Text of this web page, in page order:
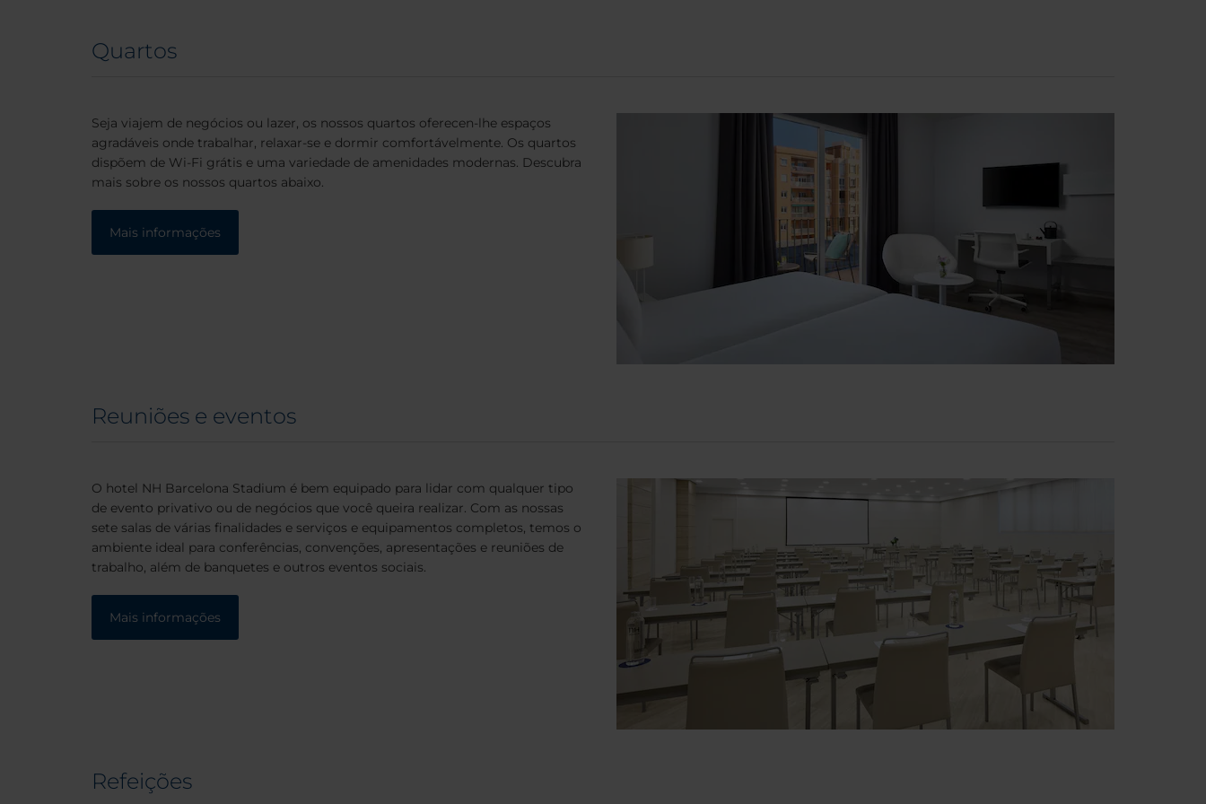
Quartos
Seja viajem de negócios ou lazer, os nossos quartos oferecen-lhe espaços
agradáveis onde trabalhar, relaxar-se e dormir comfortávelmente. Os quartos
dispõem de Wi-Fi grátis e uma variedade de amenidades modernas. Descubra
mais sobre os nossos quartos abaixo.
Mais informações
Reuniões e eventos
O hotel NH Barcelona Stadium é bem equipado para lidar com qualquer tipo
de evento privativo ou de negócios que você queira realizar. Com as nossas
sete salas de várias finalidades e serviços e equipamentos completos, temos o
ambiente ideal para conferências, convenções, apresentações e reuniões de
trabalho, além de banquetes e outros eventos sociais.
Mais informações
Refeições